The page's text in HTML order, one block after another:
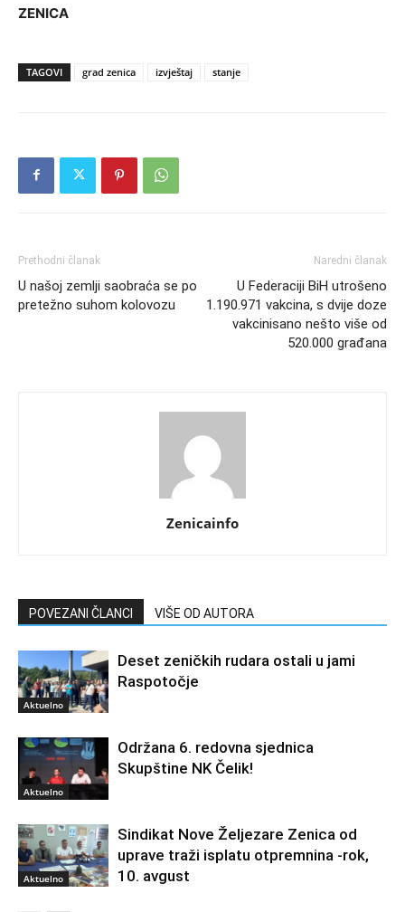
ZENICA
TAGOVI grad zenica izvještaj stanje
Prethodni članak
U našoj zemlji saobraća se po
pretežno suhom kolovozu
Naredni članak
U Federaciji BiH utrošeno
1.190.971 vakcina, s dvije doze
vakcinisano nešto više od
520.000 građana
Zenicainfo
POVEZANI ČLANCI VIŠE OD AUTORA
Aktuelno
Deset zeničkih rudara ostali u jami
Raspotočje
Aktuelno
Održana 6. redovna sjednica
Skupštine NK Čelik!
Aktuelno
Sindikat Nove Željezare Zenica od
uprave traži isplatu otpremnina -rok,
10. avgust